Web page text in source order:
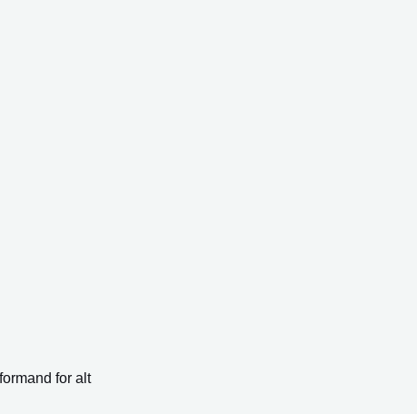
for alt